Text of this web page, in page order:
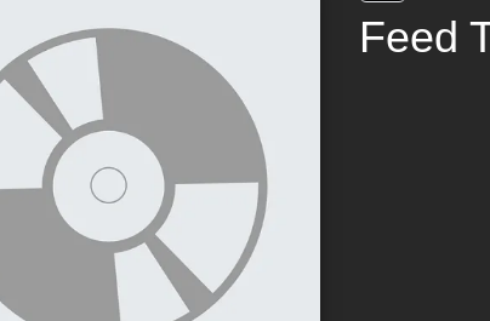
Feed